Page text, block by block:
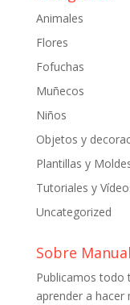
Animales
Flores
Fofuchas
Muñecos
Niños
Objetos y
Plantillas y
Tutoriales y
Uncategorized
Sobre
Publicamos todo
aprender a hacer